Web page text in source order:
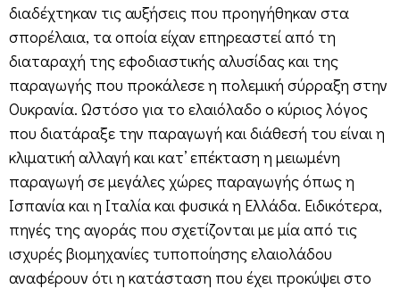
διαδέχτηκαν τις αυξήσεις που προηγήθηκαν στα
σπορέλαια, τα οποία είχαν επηρεαστεί από τη
διαταραχή της εφοδιαστικής αλυσίδας και της
παραγωγής που προκάλεσε η πολεμική σύρραξη στην
Ουκρανία. Ωστόσο για το ελαιόλαδο ο κύριος λόγος
που διατάραξε την παραγωγή και διάθεσή του είναι η
κλιματική αλλαγή και κατ’ επέκταση η μειωμένη
παραγωγή σε μεγάλες χώρες παραγωγής όπως η
Ισπανία και η Ιταλία και φυσικά η Ελλάδα. Ειδικότερα,
πηγές της αγοράς που σχετίζονται με μία από τις
ισχυρές βιομηχανίες τυποποίησης ελαιολάδου
αναφέρουν ότι η κατάσταση που έχει προκύψει στο